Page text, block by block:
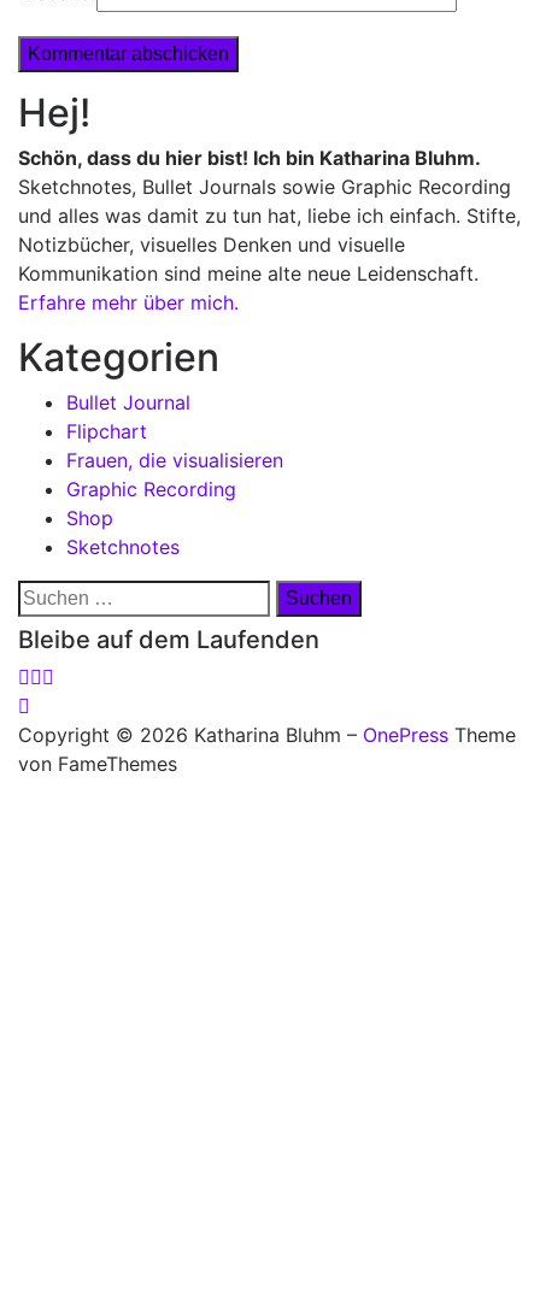
Hej!
Schön, dass du hier bist! Ich bin Katharina Bluhm.
Sketchnotes, Bullet Journals sowie Graphic Recording
und alles was damit zu tun hat, liebe ich einfach. Stifte,
Notizbücher, visuelles Denken und visuelle
Kommunikation sind meine alte neue Leidenschaft.
Erfahre mehr über mich.
Kategorien
Bullet Journal
Flipchart
Frauen, die visualisieren
Graphic Recording
Shop
Sketchnotes
Suchen
nach:
Bleibe auf dem Laufenden
Copyright © 2026 Katharina Bluhm – OnePress Theme
von FameThemes